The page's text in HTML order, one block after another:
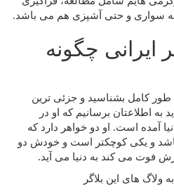
سواری و حتی آشپزی هم می باشد.
ایرانی چگونه
طور کامل بشناسید و جزئی ترین
به اطلاعتان برسانیم که او در
به دنیا آمده است. او دو خواهر دارد که
باشد و یکی کوچکتر است و خودش دو
فوت می کند به دنیا می‌ آید.